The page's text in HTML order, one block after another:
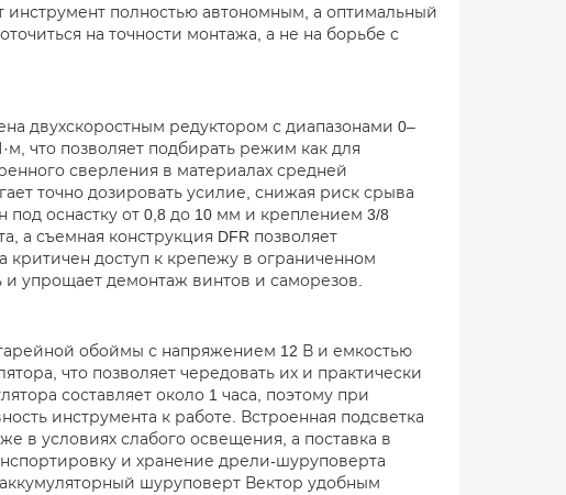
инструмент полностью автономным, а оптимальный
на точности монтажа, а не на борьбе с
двухскоростным редуктором с диапазонами 0–
что позволяет подбирать режим как для
сверления в материалах средней
точно дозировать усилие, снижая риск срыва
оснастку от 0,8 до 10 мм и креплением 3/8
а съемная конструкция DFR позволяет
критичен доступ к крепежу в ограниченном
упрощает демонтаж винтов и саморезов.
обоймы с напряжением 12 В и емкостью
что позволяет чередовать их и практически
составляет около 1 часа, поэтому при
инструмента к работе. Встроенная подсветка
в условиях слабого освещения, а поставка в
и хранение дрели-шуруповерта
шуруповерт Вектор удобным